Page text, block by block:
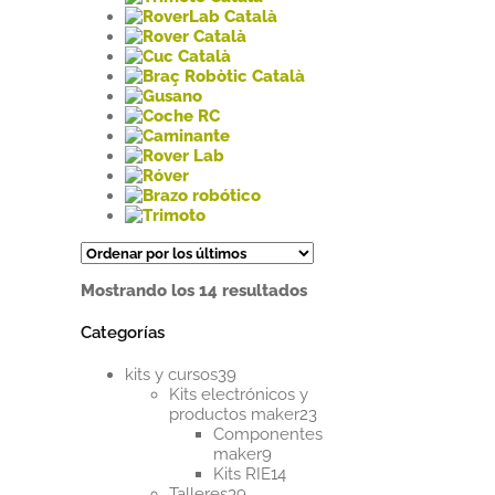
Mostrando los 14 resultadosOrdenado
Categorías
kits y cursos3939
productos
Kits electrónicos y
productos maker2323
productos
Componentes
maker99
productos
Kits RIE1414